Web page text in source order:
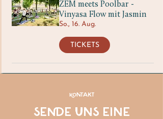
ZEM meets Poolbar -
Vinyasa Flow mit Jasmin
So., 16. Aug.
TICKETS
KONTAKT
SENDE UNS EINE